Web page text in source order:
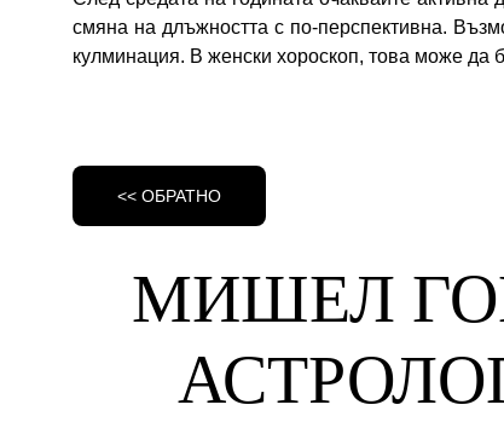
смяна на длъжността с по-перспективна.
кулминация. В женски хороскоп, това може да
<< ОБРАТНО
МИШЕЛ